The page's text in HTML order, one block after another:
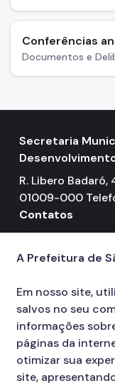
Famílias
Família Acolhedora
Imigrantes
Operação Altas
Programa Bolsa
Renda Mínima
Benefício de
Conferências
Documentos e
Secretaria
R. Libero
01009-000
Contatos
156
A Prefeitura de
Em nosso site,
salvos no seu
informações
páginas da
otimizar sua
site,